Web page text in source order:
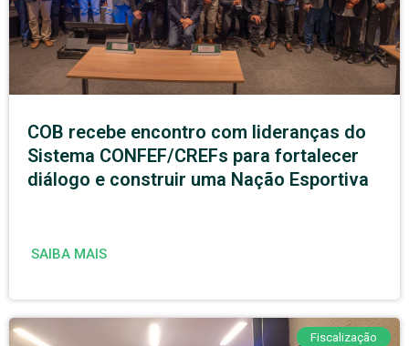
COB recebe encontro com lideranças do
Sistema CONFEF/CREFs para fortalecer
diálogo e construir uma Nação Esportiva
SAIBA MAIS
Fiscalização